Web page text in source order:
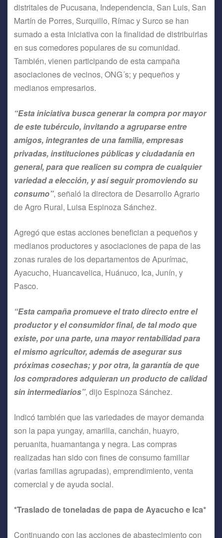
distritales de Pucusana, Independencia, San Luis, San
Martín de Porres, Surquillo, Rímac y Surco se han
sumado a esta iniciativa con la finalidad de distribuirlas
en sus comedores populares de su comunidad.
También, vienen participando de esta campaña
asociaciones de vecinos, ONG´s; y pequeños y
medianos empresarios.
“Esta iniciativa busca generar la compra por mayor
de este tubérculo, invitando a agruparse entre
amigos, integrantes de una familia, empresas
privadas, instituciones públicas y ciudadanía en
general, para que realicen su compra de cualquier
variedad a elección, y así seguir promoviendo su
consumo”, señaló la directora de Desarrollo Agrario
de Agro Rural, Luisa Espinoza Sánchez.
Agregó que estas acciones benefician a pequeños y
medianos productores y asociaciones de papa de las
zonas rurales de los departamentos de Apurímac,
Ayacucho, Huancavelica, Huánuco, Ica, Junín, y
Pasco.
“Esta campaña promueve el trato directo entre el
productor y el consumidor final, de tal modo que
existe, por una parte, una mayor rentabilidad para
el mismo agricultor, además de asegurar sus
próximas cosechas; y por otra, la garantía de que
los compradores adquieran un producto de calidad
sin intermediarios”, dijo Espinoza Sánchez.
Indicó también que las variedades de mayor demanda
son la papa yungay, amarilla, canchán, huayro,
peruanita, huamantanga y negra. Las compras
realizadas han sido con fines de consumo familiar
(varias familias agrupadas), emprendimiento, venta
comercial y de ayuda social.
*Traslado de toneladas de papa de Ayacucho e Ica*
Continuando con las acciones de abastecimiento con